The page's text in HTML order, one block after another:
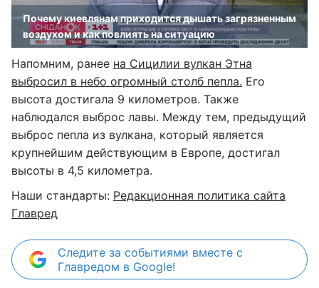
Почему киевлянам приходится дышать загрязненным
воздухом и как повлиять на ситуацию
Напомним, ранее на Сицилии вулкан Этна
выбросил в небо огромный столб пепла. Его
высота достигала 9 километров. Также
наблюдался выброс лавы. Между тем, предыдущий
выброс пепла из вулкана, который является
крупнейшим действующим в Европе, достигал
высоты в 4,5 километра.
Наши стандарты: Редакционная политика сайта
Главред
Следите за событиями вместе с
Главредом в Google!